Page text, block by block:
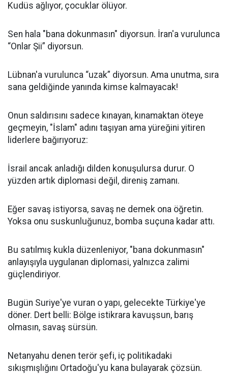
Kudüs ağlıyor, çocuklar ölüyor.
Sen hala "bana dokunmasın" diyorsun. İran'a vurulunca
“Onlar Şii” diyorsun.
Lübnan'a vurulunca “uzak” diyorsun. Ama unutma, sıra
sana geldiğinde yanında kimse kalmayacak!
Onun saldırısını sadece kınayan, kınamaktan öteye
geçmeyin, "İslam" adını taşıyan ama yüreğini yitiren
liderlere bağırıyoruz:
İsrail ancak anladığı dilden konuşulursa durur. O
yüzden artık diplomasi değil, direniş zamanı.
Eğer savaş istiyorsa, savaş ne demek ona öğretin.
Yoksa onu suskunluğunuz, bomba suçuna kadar attı.
Bu satılmış kukla düzenleniyor, "bana dokunmasın"
anlayışıyla uygulanan diplomasi, yalnızca zalimi
güçlendiriyor.
Bugün Suriye'ye vuran o yapı, gelecekte Türkiye'ye
döner. Dert belli: Bölge istikrara kavuşsun, barış
olmasın, savaş sürsün.
Netanyahu denen terör şefi, iç politikadaki
sıkışmışlığını Ortadoğu'yu kana bulayarak çözsün.